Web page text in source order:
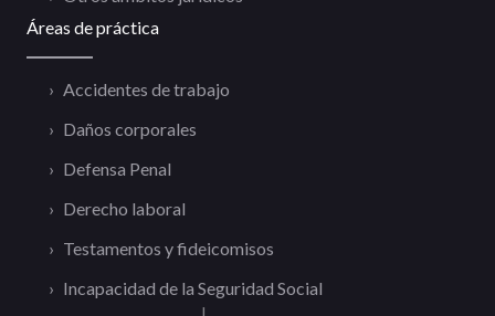
Áreas de práctica
Accidentes de trabajo
Daños corporales
Defensa Penal
Derecho laboral
Testamentos y fideicomisos
Incapacidad de la Seguridad Social